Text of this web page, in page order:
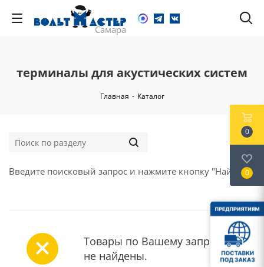
терминалы для акустических систем
Главная - Каталог
Введите поисковый запрос и нажмите кнопку "Найти".
Товары по Вашему запросу
не найдены.
0
0